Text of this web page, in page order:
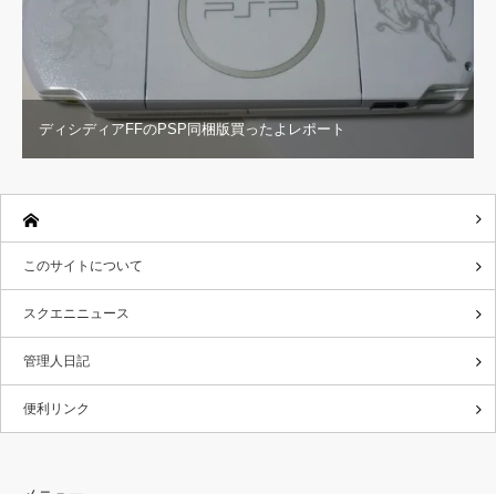
ディシディアFFのPSP同梱版買ったよレポート
このサイトについて
スクエニニュース
管理人日記
便利リンク